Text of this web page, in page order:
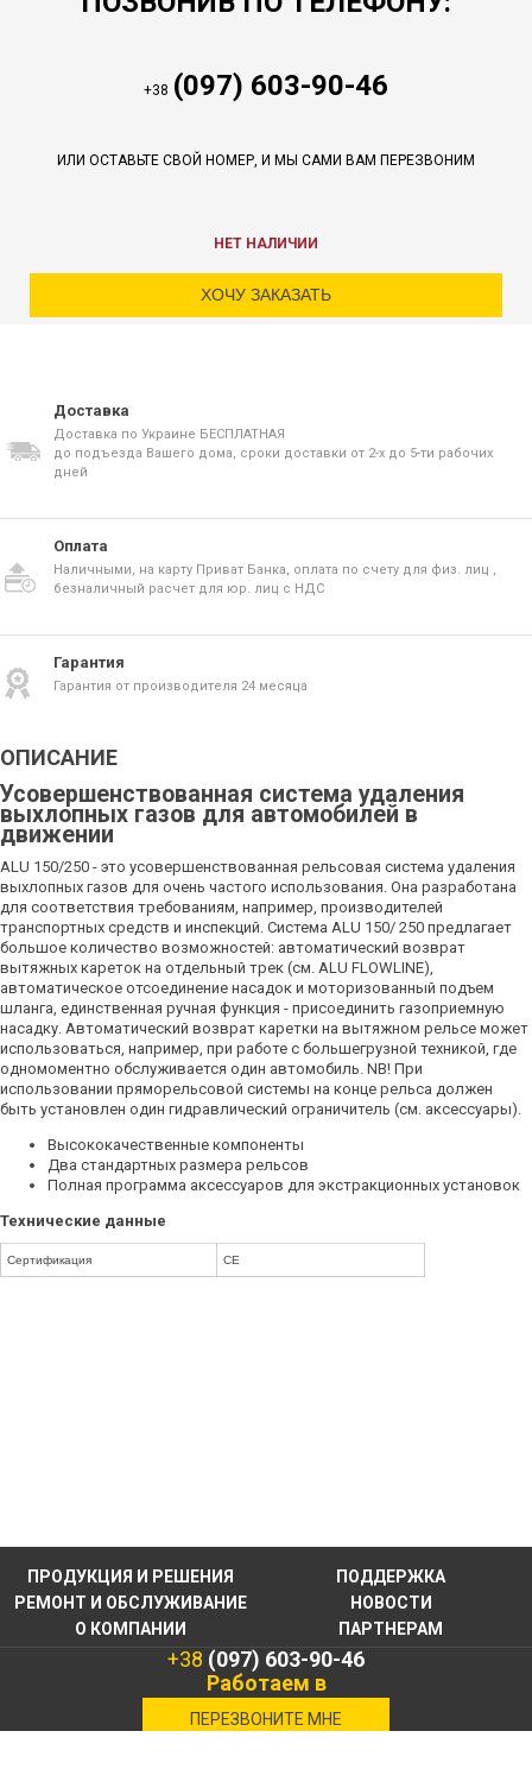
+38 (097) 603-90-46
ИЛИ ОСТАВЬТЕ СВОЙ НОМЕР, И МЫ САМИ ВАМ ПЕРЕЗВОНИМ
НЕТ НАЛИЧИИ
ХОЧУ ЗАКАЗАТЬ
Доставка
Доставка по Украине БЕСПЛАТНАЯ
до подъезда Вашего дома, сроки доставки от 2-х до 5-ти рабочих
дней
Оплата
Наличными, на карту Приват Банка, оплата по счету для физ. лиц ,
безналичный расчет для юр. лиц с НДС
Гарантия
Гарантия от производителя 24 месяца
ОПИСАНИЕ
Усовершенствованная система удаления
выхлопных газов для автомобилей в
движении
ALU 150/250 - это усовершенствованная рельсовая система удаления
выхлопных газов для очень частого использования. Она разработана
для соответствия требованиям, например, производителей
транспортных средств и инспекций. Система ALU 150/ 250 предлагает
большое количество возможностей: автоматический возврат
вытяжных кареток на отдельный трек (см. ALU FLOWLINE),
автоматическое отсоединение насадок и моторизованный подъем
шланга, единственная ручная функция - присоединить газоприемную
насадку. Автоматический возврат каретки на вытяжном рельсе может
использоваться, например, при работе с большегрузной техникой, где
одномоментно обслуживается один автомобиль. NB! При
использовании пряморельсовой системы на конце рельса должен
быть установлен один гидравлический ограничитель (см. аксессуары).
Высококачественные компоненты
Два стандартных размера рельсов
Полная программа аксессуаров для экстракционных установок
Технические данные
Сертификация CE
ПРОДУКЦИЯ И РЕШЕНИЯ
ПОДДЕРЖКА
РЕМОНТ И ОБСЛУЖИВАНИЕ
НОВОСТИ
О КОМПАНИИ
ПАРТНЕРАМ
+38 (097) 603-90-46
Работаем в
военное время
ПЕРЕЗВОНИТЕ МНЕ